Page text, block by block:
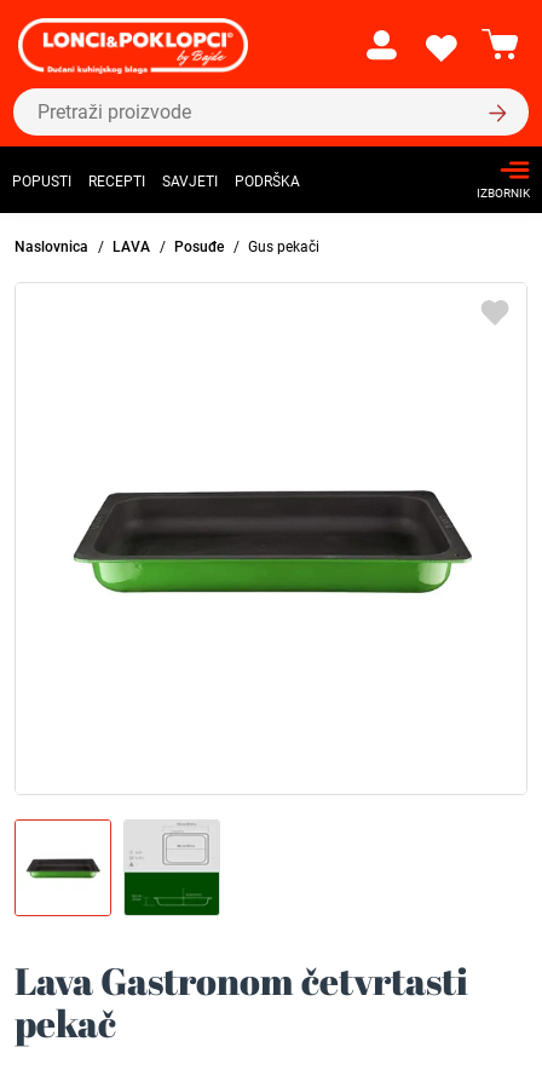
POPUSTI RECEPTI SAVJETI PODRŠKA
IZBORNIK
Naslovnica LAVA Posuđe Gus pekači
Lava Gastronom četvrtasti
pekač